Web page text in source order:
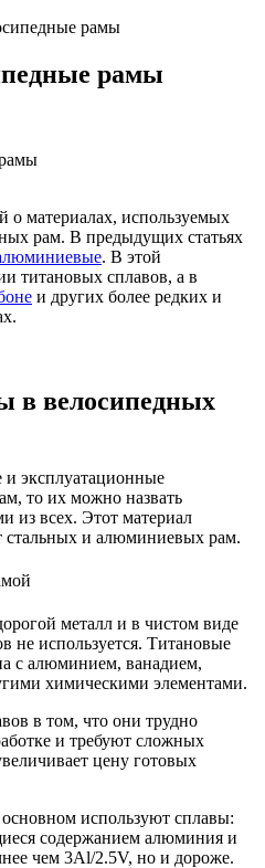
рамы
рамы
материалах, используемых
рам. В предыдущих статьях
. В этой
титановых сплавов, а в
и других более редких и
в велосипедных
и эксплуатационные
то их можно назвать
из всех. Этот материал
стальных и алюминиевых рам.
металл и в чистом виде
не используется. Титановые
с алюминием, ванадием,
химическими элементами.
в том, что они трудно
и требуют сложных
цену готовых
используют сплавы:
содержанием алюминия и
чем 3Al/2.5V, но и дороже.